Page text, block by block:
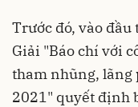
Trước đó, vào
Giải "Báo chí với
tham nhũng, lãng
2021" quyết định